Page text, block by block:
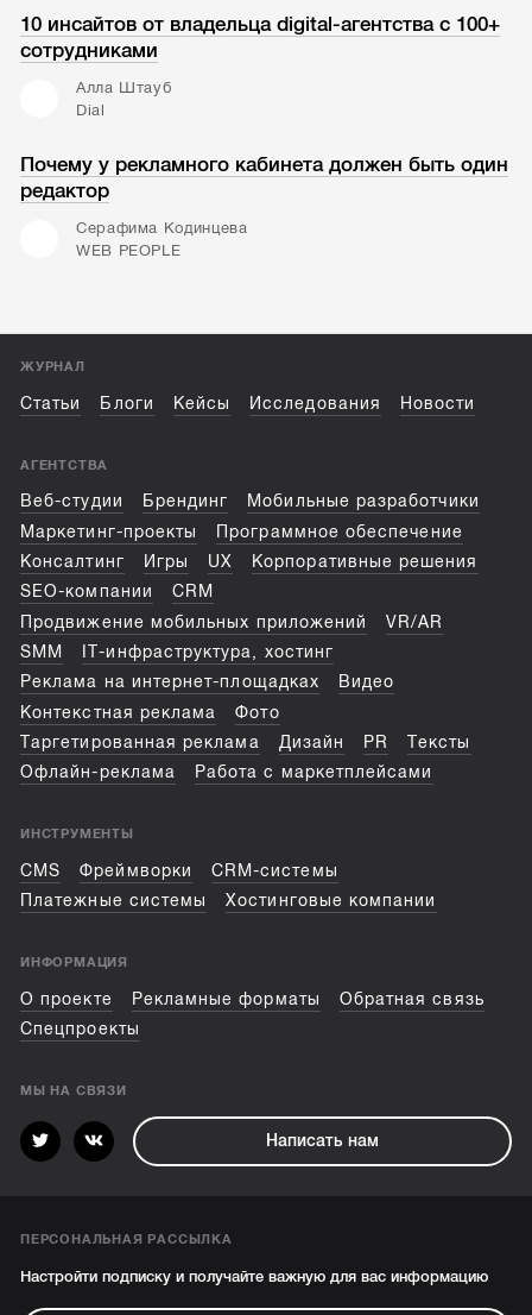
10 инсайтов от владельца digital-агентства с 100+
сотрудниками
Алла Штауб
Dial
Почему у рекламного кабинета должен быть один
редактор
Серафима Кодинцева
WEB PEOPLE
ЖУРНАЛ
Статьи Блоги Кейсы Исследования Новости
АГЕНТСТВА
Веб-студии Брендинг
Мобильные разработчики
Маркетинг-проекты
Программное обеспечение
Консалтинг
Игры UX
Корпоративные решения
SEO-компании
CRM
Продвижение мобильных приложений
VR/AR
SMM
IT-инфраструктура, хостинг
Реклама на интернет-площадках
Видео
Контекстная реклама
Фото
Таргетированная реклама
Дизайн PR
Тексты
Офлайн-реклама
Работа с маркетплейсами
ИНСТРУМЕНТЫ
CMS Фреймворки
CRM-системы
Платежные системы
Хостинговые компании
ИНФОРМАЦИЯ
О проекте Рекламные форматы
Обратная связь
Спецпроекты
МЫ НА СВЯЗИ
Написать нам
ПЕРСОНАЛЬНАЯ РАССЫЛКА
Настройти подписку и получайте важную для вас информацию